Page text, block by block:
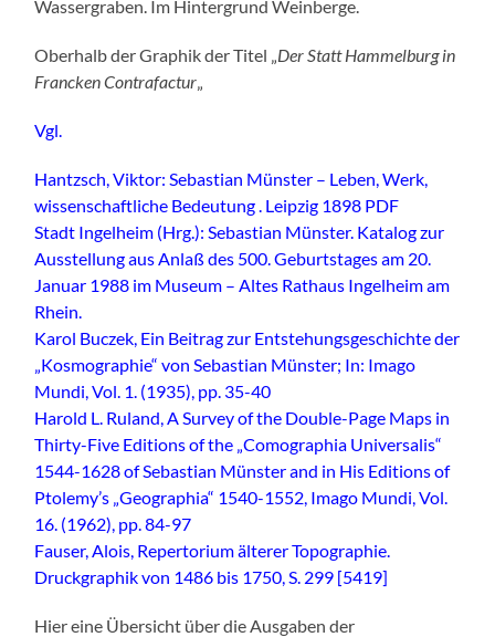
Wassergraben. Im Hintergrund Weinberge.
Oberhalb der Graphik der Titel „ Der Statt Hammelburg in
Francken Contrafactur
Vgl.
Hantzsch, Viktor: Sebastian Münster – Leben, Werk,
wissenschaftliche Bedeutung . Leipzig 1898 PDF
Stadt Ingelheim (Hrg.): Sebastian Münster. Katalog zur
Ausstellung aus Anlaß des 500. Geburtstages am 20.
Januar 1988 im Museum – Altes Rathaus Ingelheim am
Rhein.
Karol Buczek, Ein Beitrag zur Entstehungsgeschichte der
„Kosmographie“ von Sebastian Münster; In: Imago
Mundi, Vol. 1. (1935), pp. 35-40
Harold L. Ruland, A Survey of the Double-Page Maps in
Thirty-Five Editions of the „Comographia Universalis“
1544-1628 of Sebastian Münster and in His Editions of
Ptolemy’s „Geographia“ 1540-1552, Imago Mundi, Vol.
16. (1962), pp. 84-97
Fauser, Alois, Repertorium älterer Topographie.
Druckgraphik von 1486 bis 1750, S. 299 [5419]
Hier eine Übersicht über die Ausgaben der